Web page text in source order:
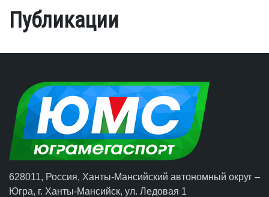
Публикации
628011, Россия, Ханты-Мансийский автономный округ –
Югра, г. Ханты-Мансийск, ул. Ледовая 1